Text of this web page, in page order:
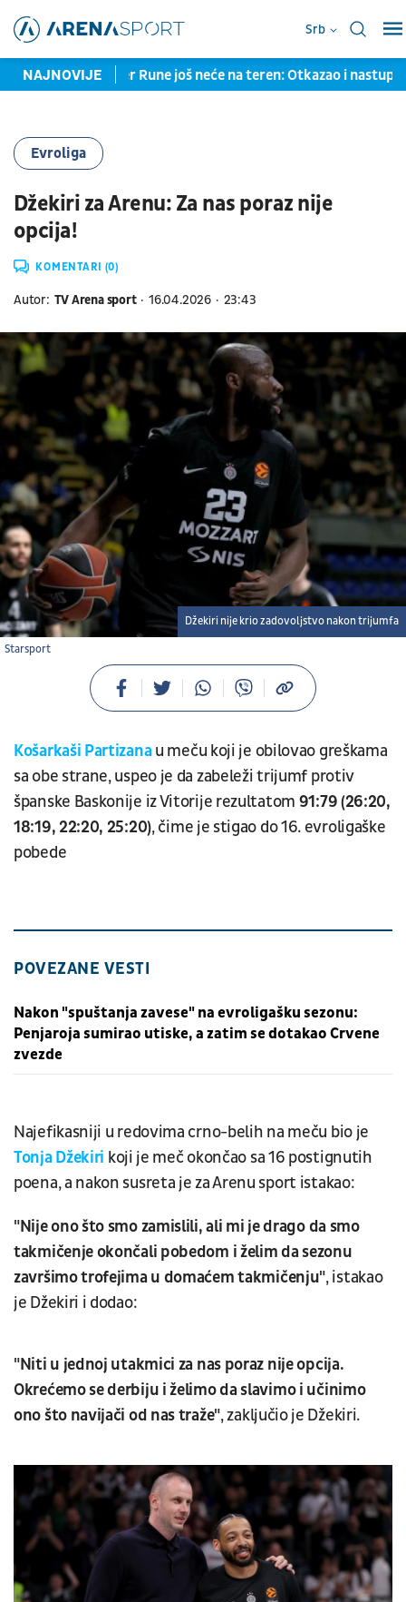
Srb
NAJNOVIJE
Holger Rune još neće na teren: Otkazao i nastup na
Evroliga
Džekiri za Arenu: Za nas poraz nije
opcija!
KOMENTARI (0)
Autor: TV Arena sport 16.04.2026 23:43
Starsport
Džekiri nije krio zadovoljstvo nakon trijumfa
Košarkaši Partizanau meču koji je obilovao greškama
sa obe strane, uspeo je da zabeleži trijumf protiv
španske Baskonije iz Vitorije rezultatom 91:79 (26:20,
18:19, 22:20, 25:20), čime je stigao do 16. evroligaške
pobede
POVEZANE VESTI
Nakon "spuštanja zavese" na evroligašku sezonu:
Penjaroja sumirao utiske, a zatim se dotakao Crvene
zvezde
Najefikasniji u redovima crno-belih na meču bio je
Tonja Džekiri koji je meč okončao sa 16 postignutih
poena, a nakon susreta je za Arenu sport istakao:
"Nije ono što smo zamislili, ali mi je drago da smo
takmičenje okončali pobedom i želim da sezonu
završimo trofejima u domaćem takmičenju", istakao
je Džekiri i dodao:
"Niti u jednoj utakmici za nas poraz nije opcija.
Okrećemo se derbiju i želimo da slavimo i učinimo
ono što navijači od nas traže", zaključio je Džekiri.